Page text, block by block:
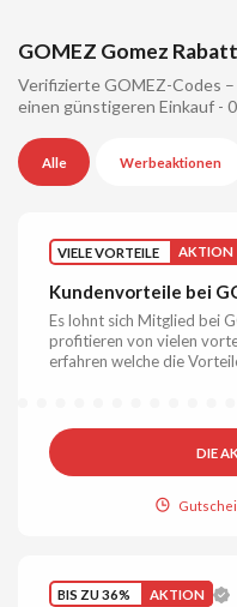
GOMEZ Gomez
Verifizierte GOMEZ-Codes
einen günstigeren Einkauf -
Alle Werbeaktionen
VIELE VORTEILE AKTION
Kundenvorteile bei
Es lohnt sich Mitglied bei
profitieren von vielen
erfahren welche die
DIE
BIS ZU 36% AKTION